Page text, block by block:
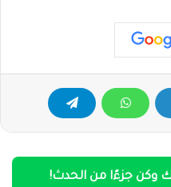
وكن جزءًا من الحدث!